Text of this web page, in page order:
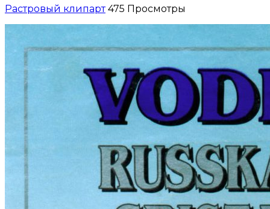
Растровый клипарт 475 Просмотры